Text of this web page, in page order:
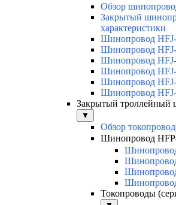
Обзор
Закрытый
характеристики
Шинопровод
Шинопровод
Шинопровод
Шинопровод
Шинопровод
Шинопровод
Закрытый троллейный
▼
Обзор
Шинопровод
Токопроводы